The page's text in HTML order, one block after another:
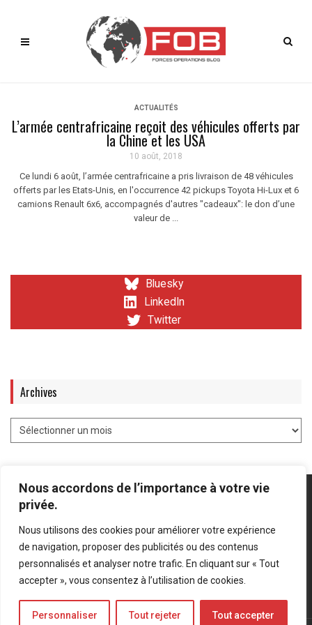
Nous accordons de l’importance à votre vie
privée.
Nous utilisons des cookies pour améliorer votre expérience
de navigation, proposer des publicités ou des contenus
personnalisés et analyser notre trafic. En cliquant sur « Tout
accepter », vous consentez à l’utilisation de cookies.
Personnaliser Tout rejeter Tout accepter
ACTUALITÉS
L’armée centrafricaine reçoit des véhicules offerts par
la Chine et les USA
10 août, 2018
Ce lundi 6 août, l’armée centrafricaine a pris livraison de 48 véhicules
offerts par les Etats-Unis, en l'occurrence 42 pickups Toyota Hi-Lux et 6
camions Renault 6x6, accompagnés d'autres "cadeaux": le don d’une
valeur de ...
Bluesky
LinkedIn
Twitter
Archives
Mentions légales Politique de confidentialité
Bluesky
LinkedIn
Twitter